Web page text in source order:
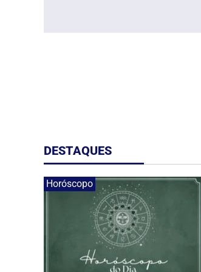
DESTAQUES
Horóscopo